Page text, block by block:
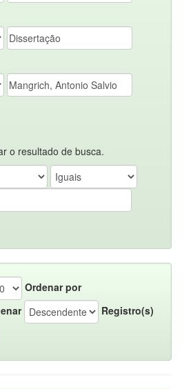
o resultado de busca.
Ordenar por
Registro(s)